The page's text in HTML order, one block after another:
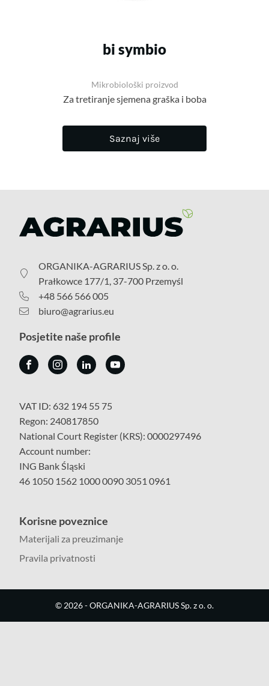
bi symbio
Mikrobiološki proizvod
Za tretiranje sjemena graška i boba
Saznaj više
ORGANIKA-AGRARIUS Sp. z o. o.
Prałkowce 177/1, 37-700 Przemyśl
+48 566 566 005
biuro@agrarius.eu
Posjetite naše profile
VAT ID: 632 194 55 75
Regon: 240817850
National Court Register (KRS): 0000297496
Account number:
ING Bank Śląski
46 1050 1562 1000 0090 3051 0961
Korisne poveznice
Materijali za preuzimanje
Pravila privatnosti
© 2026- ORGANIKA-AGRARIUS Sp. z o. o.